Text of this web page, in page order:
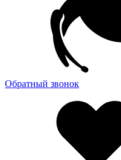
Обратный звонок